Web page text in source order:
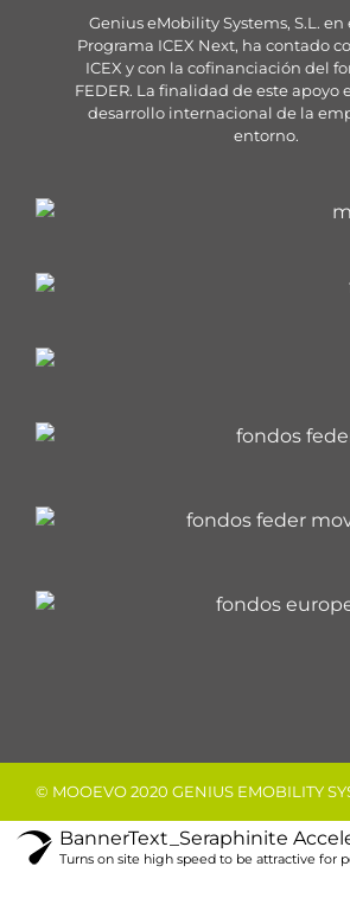
Genius eMobility Systems, S.L.
Programa ICEX Next, ha contado
ICEX y con la cofinanciación del
FEDER. La finalidad de este apoyo
desarrollo internacional de la
entorno.
© MOOEVO 2020 GENIUS EMOBILITY
BannerText_Seraphinite
Turns on site high speed to be attractive for